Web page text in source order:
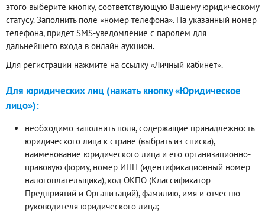
этого выберите кнопку, соответствующую Вашему юридическому
статусу. Заполнить поле «номер телефона». На указанный номер
телефона, придет SMS-уведомление с паролем для
дальнейшего входа в онлайн аукцион.
Для регистрации нажмите на ссылку «Личный кабинет».
Для юридических лиц (нажать кнопку «Юридическое
лицо»):
необходимо заполнить поля, содержащие принадлежность
юридического лица к стране (выбрать из списка),
наименование юридического лица и его организационно-
правовую форму, номер ИНН (идентификационный номер
налогоплательщика), код ОКПО (Классификатор
Предприятий и Организаций), фамилию, имя и отчество
руководителя юридического лица;